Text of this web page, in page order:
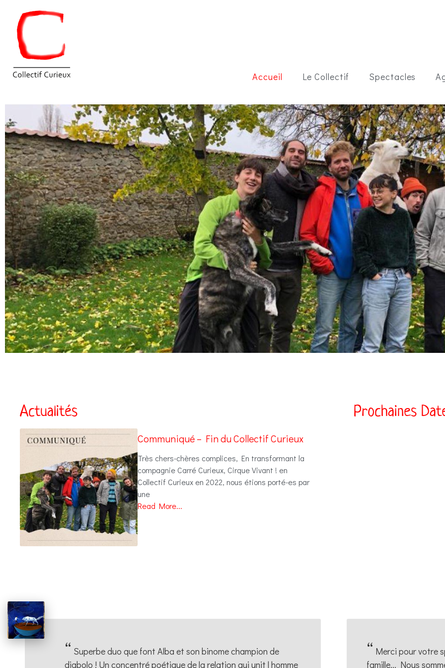
Accueil Le Collectif Spectacles
Actualités
Communiqué – Fin du Collectif Curieux
Très chers-chères complices, En transformant la
compagnie Carré Curieux, Cirque Vivant ! en
Collectif Curieux en 2022, nous étions porté-es par
une
Read More...
Prochaines
“ Superbe duo que font Alba et son binome champion de
diabolo ! Un concentré poétique de la relation qui unit l homme
“ Merci pour votre
famille... Nous